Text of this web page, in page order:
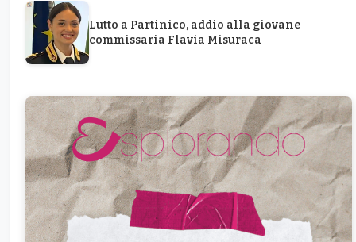
Lutto a Partinico, addio alla giovane
commissaria Flavia Misuraca